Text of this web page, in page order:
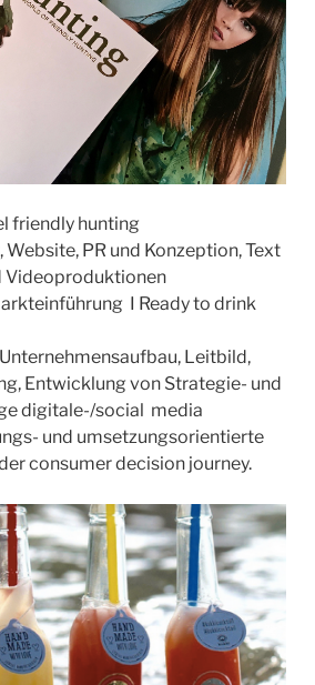
friendly hunting
PR und Konzeption, Text
Videoproduktionen
I Ready to drink
Leitbild,
Entwicklung von Strategie- und
digitale-/social media
und umsetzungsorientierte
consumer decision journey.